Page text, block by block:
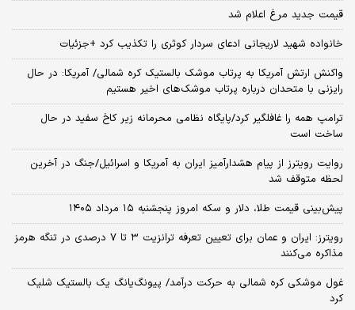
قیمت جدید مرغ اعلام شد
خانواده شهید لاریجانی ادعای سردار کوثری را تکذیب کرد +جزئیات
واکنش ارتش آمریکا به پرتاب موشک بالستیک کره شمالی/ آمریکا: در حال
رایزنی با متحدان درباره پرتاب موشک‌های اخیر هستیم
ترامپ همه را غافلگیر کرد/پایگاه نظامی محرمانه زیر کاخ سفید در حال
ساخت است
روایت رویترز از پیام هشدارآمیز ایران به آمریکا و اسرائیل/جنگ در آخرین
لحظه متوقف شد
پیش‌بینی قیمت طلا، دلار و سکه امروز پنجشنبه ۱۵ مرداد ۱۴۰۵
رویترز: ایران و عمان برای تعیین تعرفه ترانزیت ۳ تا ۷ درصدی در تنگه هرمز
مذاکره می‌کنند
غول موشکی کره شمالی به حرکت درآمد/ پیونگ‌یانگ یک بالستیک شلیک
کرد